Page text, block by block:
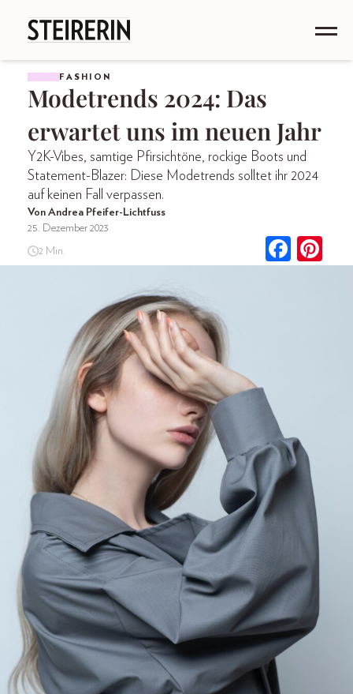
FASHION
Modetrends 2024: Das
erwartet uns im neuen Jahr
Y2K-Vibes, samtige Pfirsichtöne, rockige Boots und
Statement-Blazer: Diese Modetrends solltet ihr 2024
auf keinen Fall verpassen.
Von Andrea Pfeifer-Lichtfuss
25. Dezember 2023
2 Min.